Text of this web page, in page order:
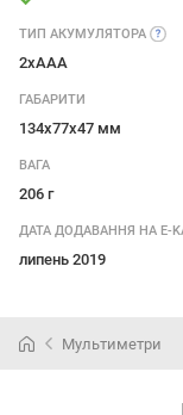
ТИП АКУМУЛЯТОРА
2xAAA
ГАБАРИТИ
134x77x47 мм
ВАГА
206 г
ДАТА ДОДАВАННЯ НА E-
липень 2019
Мультиметри